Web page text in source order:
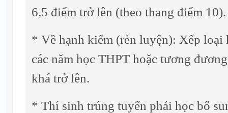
6,5 điểm trở lên (theo thang điểm 10).
* Về hạnh kiểm (rèn luyện): Xếp loại
các năm học THPT hoặc tương
khá trở lên.
* Thí sinh trúng tuyển phải học bổ